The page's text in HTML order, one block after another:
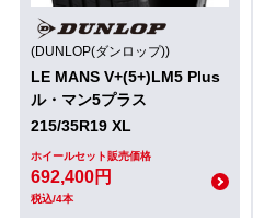
(DUNLOP(ダンロップ))
LE MANS V+(5+)LM5 Plus
ル・マン5プラス
215/35R19 XL
ホイールセット販売価格
692,400円
税込/4本